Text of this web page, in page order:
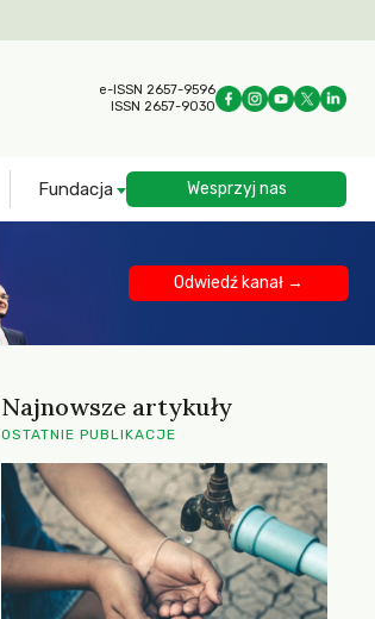
e-ISSN 2657-9596
ISSN 2657-9030
Fundacja Wesprzyj nas
Odwiedź kanał →
Najnowsze artykuły
OSTATNIE PUBLIKACJE